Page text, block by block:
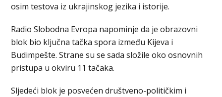
osim testova iz ukrajinskog jezika i istorije.
Radio Slobodna Evropa napominje da je obrazovni
blok bio ključna tačka spora između Kijeva i
Budimpešte. Strane su se sada složile oko osnovnih
pristupa u okviru 11 tačaka.
Sljedeći blok je posvećen društveno-političkim i